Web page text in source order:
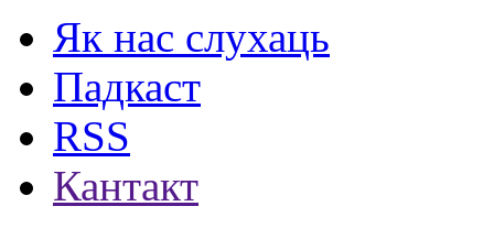
Як нас слухаць
Падкаст
RSS
Кантакт